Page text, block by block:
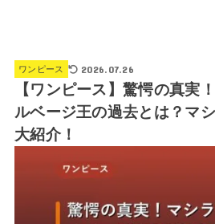
ワンピース 2026.07.26
【ワンピース】驚愕の真実
ルベージ王の過去とは？マ
大紹介！